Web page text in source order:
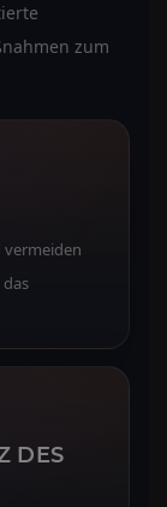
zum
vermeiden
K